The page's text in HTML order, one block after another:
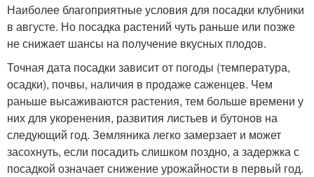
Наиболее благоприятные условия для посадки клубники
в августе. Но посадка растений чуть раньше или позже
не снижает шансы на получение вкусных плодов.
Точная дата посадки зависит от погоды (температура,
осадки), почвы, наличия в продаже саженцев. Чем
раньше высаживаются растения, тем больше времени у
них для укоренения, развития листьев и бутонов на
следующий год. Земляника легко замерзает и может
засохнуть, если посадить слишком поздно, а задержка с
посадкой означает снижение урожайности в первый год.